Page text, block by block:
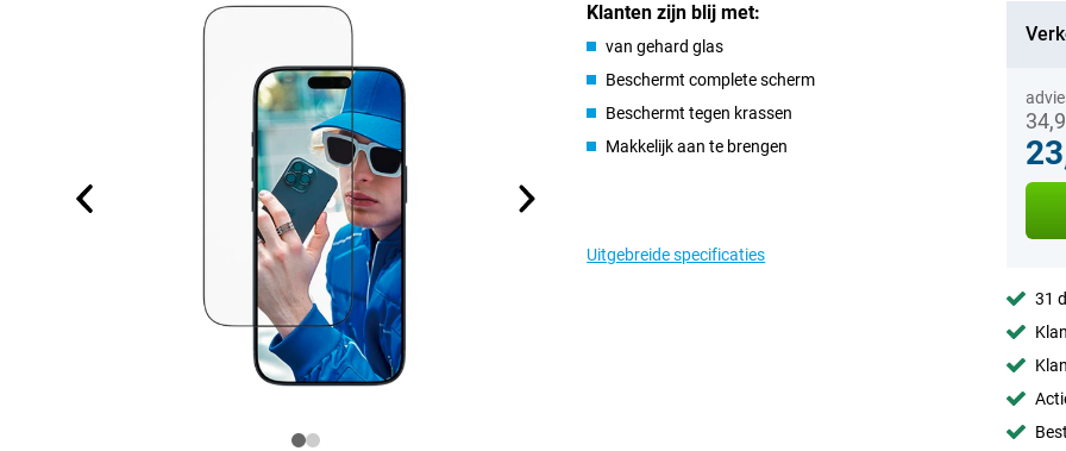
Klanten zijn blij met:
van gehard glas
Beschermt complete scherm
Beschermt tegen krassen
Makkelijk aan te brengen
Uitgebreide specificaties
31